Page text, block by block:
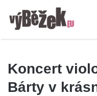
Koncert
Bárty v